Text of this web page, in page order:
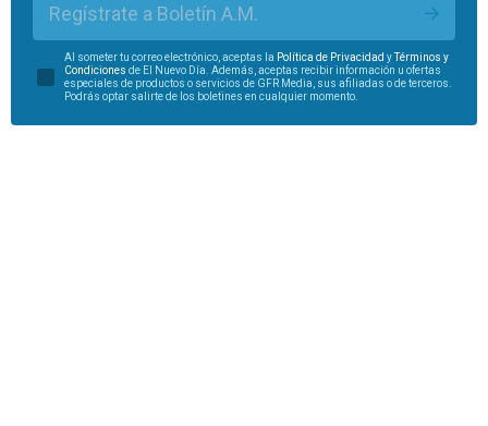
Regístrate a Boletín A.M.
Al someter tu correo electrónico, aceptas la Política de Privacidad yTérminos y
Condiciones de El Nuevo Día. Además, aceptas recibir información u ofertas
especiales de productos o servicios de GFR Media, sus afiliadas o de terceros.
Podrás optar salirte de los boletines en cualquier momento.